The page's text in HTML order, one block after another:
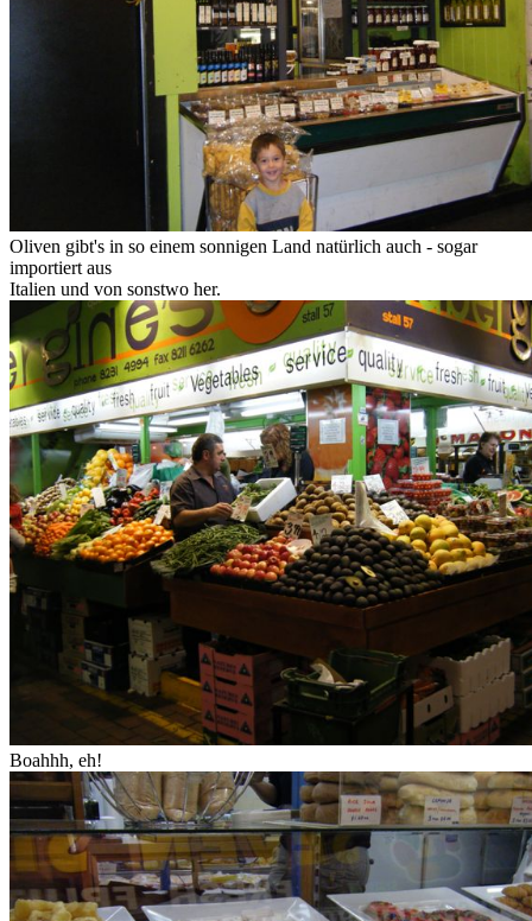
Oliven gibt's in so einem sonnigen Land natürlich auch - sogar
importiert aus
Italien und von sonstwo her.
Boahhh, eh!